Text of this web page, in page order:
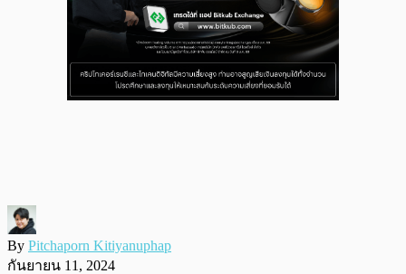
By Pitchaporn Kitiyanuphap
กันยายน 11, 2024